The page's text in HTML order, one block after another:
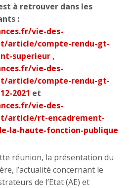
à retrouver dans les
:
vie-des-
article/compte-rendu-gt-
superieur ,
vie-des-
article/compte-rendu-gt-
2021 et
vie-des-
article/rt-encadrement-
la-haute-fonction-publique
réunion, la présentation du
l’actualité concernant le
de l’Etat (AE) et